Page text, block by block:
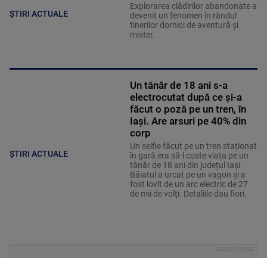
ȘTIRI ACTUALE
Explorarea clădirilor abandonate a
devenit un fenomen în rândul
tinerilor dornici de aventură și
mister.
ȘTIRI ACTUALE
Un tânăr de 18 ani s-a
electrocutat după ce și-a
făcut o poză pe un tren, în
Iași. Are arsuri pe 40% din
corp
Un selfie făcut pe un tren staționat
în gară era să-l coste viața pe un
tânăr de 18 ani din județul Iași.
Băiatul a urcat pe un vagon și a
fost lovit de un arc electric de 27
de mii de volți. Detaliile dau fiori.